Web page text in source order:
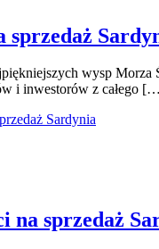
sprzedaż
wysp Morza
i inwestorów z całego
na sprzedaż